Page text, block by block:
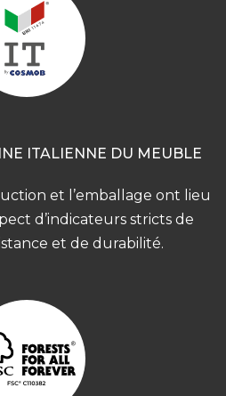
ITALIENNE DU MEUBLE
et l’emballage ont lieu
d’indicateurs stricts de
et de durabilité.